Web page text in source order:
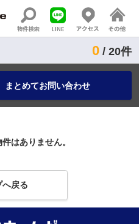
0 / 20件
まとめてお問い合わせ
はありません。
へ戻る